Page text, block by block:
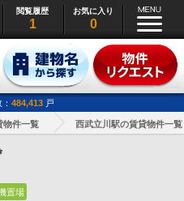
閲覧履歴
1
お気に入り
0
484,413 戸
物件一覧 西武立川駅の賃貸物件一覧
置場